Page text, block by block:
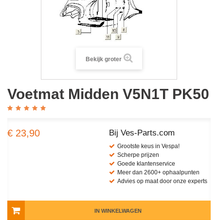
Bekijk groter
Voetmat Midden V5N1T PK50
€ 23,90 Bij Ves-Parts.com
Grootste keus in Vespa!
Scherpe prijzen
Goede klantenservice
Meer dan 2600+ ophaalpunten
Advies op maat door onze experts
IN WINKELWAGEN